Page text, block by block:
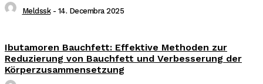
Meldssk - 14. Decembra 2025
Ibutamoren Bauchfett: Effektive Methoden zur
Reduzierung von Bauchfett und Verbesserung der
Körperzusammensetzung